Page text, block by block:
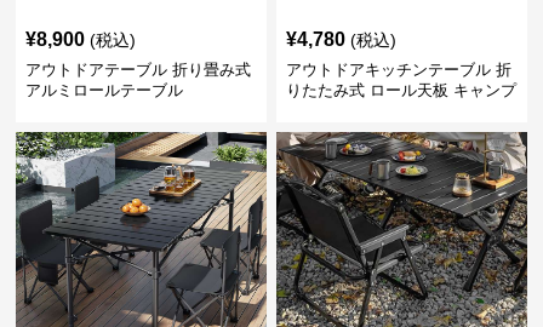
¥8,900 (税込)
アウトドアテーブル 折り畳み式
アルミロールテーブル
¥4,780 (税込)
アウトドアキッチンテーブル 折
りたたみ式 ロール天板 キャンプ